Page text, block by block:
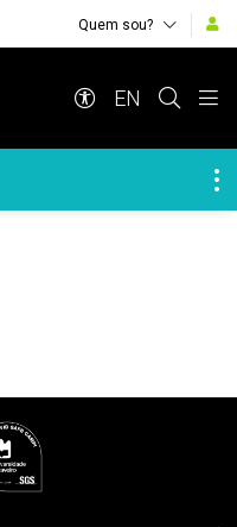
Quem sou?
EN